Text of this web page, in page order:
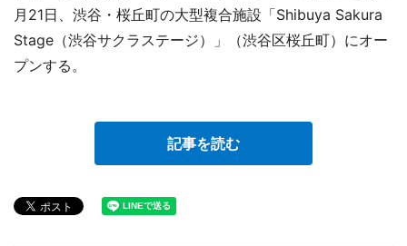
月21日、渋谷・桜丘町の大型複合施設「Shibuya Sakura
Stage（渋谷サクラステージ）」（渋谷区桜丘町）にオー
プンする。
記事を読む